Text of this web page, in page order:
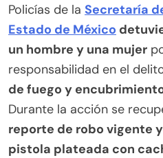
Policías de la Secretaría
Estado de México
un hombre y una mujer
responsabilidad en el
de fuego y
Durante la acción se
reporte de robo vigente
pistola plateada con